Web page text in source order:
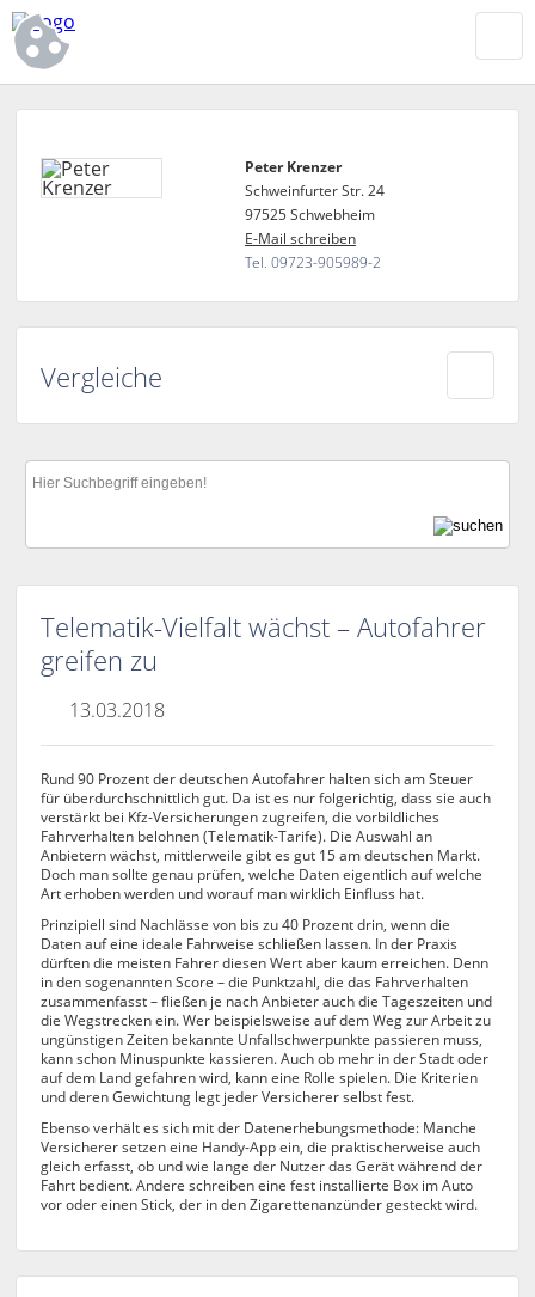
Peter Krenzer
Schweinfurter Str. 24
97525 Schwebheim
E-Mail schreiben
Tel. 09723-905989-2
Vergleiche
Telematik-Vielfalt wächst – Autofahrer
greifen zu
13.03.2018
Rund 90 Prozent der deutschen Autofahrer halten sich am Steuer
für überdurchschnittlich gut. Da ist es nur folgerichtig, dass sie auch
verstärkt bei Kfz-Versicherungen zugreifen, die vorbildliches
Fahrverhalten belohnen (Telematik-Tarife). Die Auswahl an
Anbietern wächst, mittlerweile gibt es gut 15 am deutschen Markt.
Doch man sollte genau prüfen, welche Daten eigentlich auf welche
Art erhoben werden und worauf man wirklich Einfluss hat.
Prinzipiell sind Nachlässe von bis zu 40 Prozent drin, wenn die
Daten auf eine ideale Fahrweise schließen lassen. In der Praxis
dürften die meisten Fahrer diesen Wert aber kaum erreichen. Denn
in den sogenannten Score – die Punktzahl, die das Fahrverhalten
zusammenfasst – fließen je nach Anbieter auch die Tageszeiten und
die Wegstrecken ein. Wer beispielsweise auf dem Weg zur Arbeit zu
ungünstigen Zeiten bekannte Unfallschwerpunkte passieren muss,
kann schon Minuspunkte kassieren. Auch ob mehr in der Stadt oder
auf dem Land gefahren wird, kann eine Rolle spielen. Die Kriterien
und deren Gewichtung legt jeder Versicherer selbst fest.
Ebenso verhält es sich mit der Datenerhebungsmethode: Manche
Versicherer setzen eine Handy-App ein, die praktischerweise auch
gleich erfasst, ob und wie lange der Nutzer das Gerät während der
Fahrt bedient. Andere schreiben eine fest installierte Box im Auto
vor oder einen Stick, der in den Zigarettenanzünder gesteckt wird.